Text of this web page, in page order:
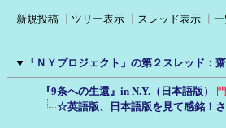
新規投稿 ツリー表示 スレッド表示
▼ 「ＮＹプロジェクト」の第２スレッド：
『9条への生還』in N.Y.（日本語版）
☆英語版、日本語版を見て感銘！さ